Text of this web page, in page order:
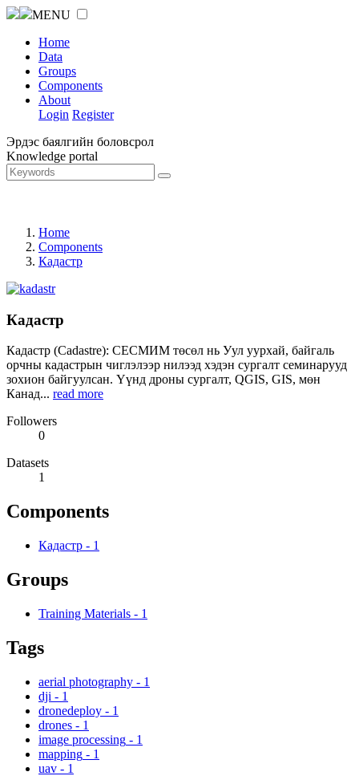
MENU
Home
Data
Groups
Components
About
Login Register
Эрдэс баялгийн боловсрол
Knowledge portal
Home
Components
Кадастр
Кадастр
Кадастр (Cadastre): СЕСМИМ төсөл нь Уул уурхай, байгаль
орчны кадастрын чиглэлээр нилээд хэдэн сургалт семинарууд
зохион байгуулсан. Үүнд дроны сургалт, QGIS, GIS, мөн
Канад... read more
Followers
0
Datasets
1
Components
Кадастр - 1
Groups
Training Materials - 1
Tags
aerial photography - 1
dji - 1
dronedeploy - 1
drones - 1
image processing - 1
mapping - 1
uav - 1